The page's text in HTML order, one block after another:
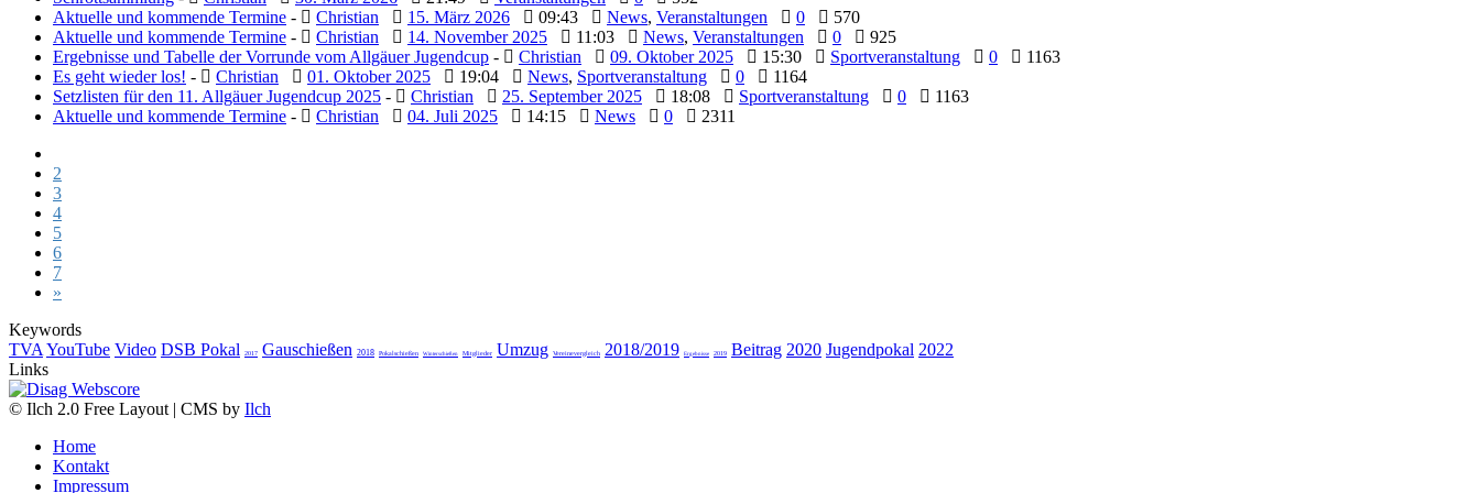
Aktuelle und kommende Termine - Christian 15. März 2026 09:43 News, Veranstaltungen 0
570
Aktuelle und kommende Termine - Christian 14. November 2025 11:03 News, Veranstaltungen 0
925
Ergebnisse und Tabelle der Vorrunde vom Allgäuer Jugendcup - Christian 09. Oktober 2025 15:30 Sportveranstaltung 0
1163
Es geht wieder los! - Christian 01. Oktober 2025 19:04 News, Sportveranstaltung 0
1164
Setzlisten für den 11. Allgäuer Jugendcup 2025 - Christian 25. September 2025 18:08 Sportveranstaltung 0
1163
Aktuelle und kommende Termine - Christian 04. Juli 2025 14:15 News 0
2311
2
3
4
5
6
7
»
Keywords
TVA YouTube Video DSB Pokal 2017 Gauschießen 2018 Pokalschießen Winterschießen Mitglieder Umzug Vereinevergleich 2018/2019 Ergebnisse 2019 Beitrag 2020 Jugendpokal 2022
Links
© Ilch 2.0 Free Layout | CMS by Ilch
Home
Kontakt
Impressum